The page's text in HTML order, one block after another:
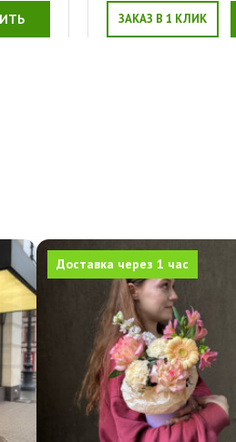
ЗАКАЗ В 1 КЛИК
Доставка через 1 час